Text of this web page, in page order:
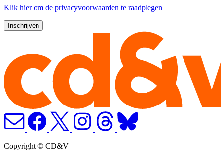
Klik hierom de privacyvoorwaarden te raadplegen
Copyright © CD&V